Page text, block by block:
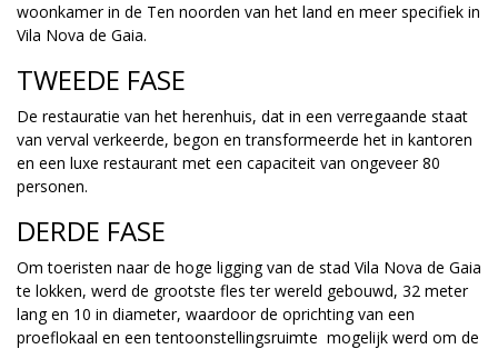
woonkamer in de Ten noorden van het land en meer specifiek in
Vila Nova de Gaia.
TWEEDE FASE
De restauratie van het herenhuis, dat in een verregaande staat
van verval verkeerde, begon en transformeerde het in kantoren
en een luxe restaurant met een capaciteit van ongeveer 80
personen.
DERDE FASE
Om toeristen naar de hoge ligging van de stad Vila Nova de Gaia
te lokken, werd de grootste fles ter wereld gebouwd, 32 meter
lang en 10 in diameter, waardoor de oprichting van een
proeflokaal en een tentoonstellingsruimte mogelijk werd om de